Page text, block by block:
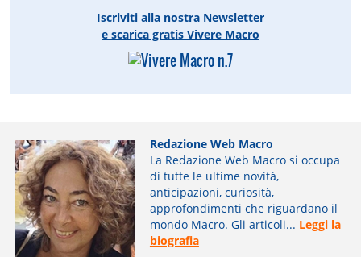
Iscriviti alla nostra Newsletter
e scarica gratis Vivere Macro
Redazione Web Macro
La Redazione Web Macro si occupa
di tutte le ultime novità,
anticipazioni, curiosità,
approfondimenti che riguardano il
mondo Macro. Gli articoli... Leggi la
biografia